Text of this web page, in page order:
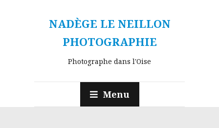
NADÈGE LE NEILLON
PHOTOGRAPHIE
Photographe dans l'Oise
Menu